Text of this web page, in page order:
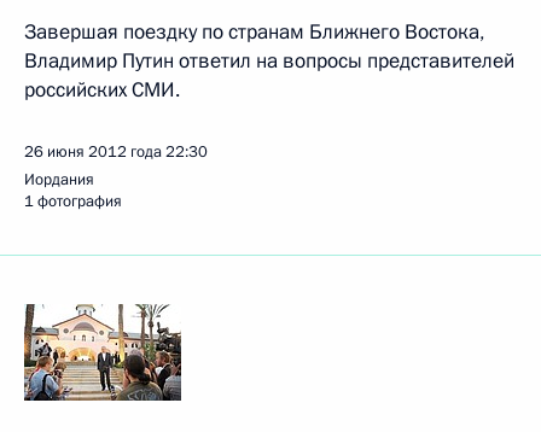
Завершая поездку по странам Ближнего Востока,
Владимир Путин ответил на вопросы представителей
российских СМИ.
26 июня 2012 года22:30
Иордания
1 фотография